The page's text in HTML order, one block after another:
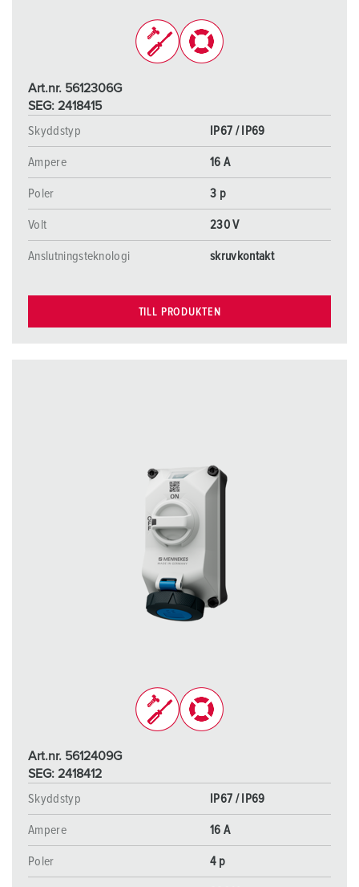
Art.nr. 5612306G
SEG: 2418415
Skyddstyp
IP67 / IP69
Ampere 16 A
Poler 3 p
Volt 230 V
Anslutningsteknologi skruvkontakt
TILL PRODUKTEN
Art.nr. 5612409G
SEG: 2418412
Skyddstyp
IP67 / IP69
Ampere 16 A
Poler 4 p